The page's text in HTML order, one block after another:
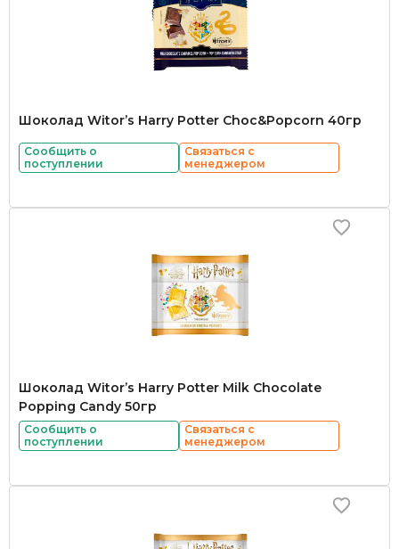
Шоколад Witor’s Harry Potter Choc&Popcorn 40гр
Сообщить о
поступлении
Связаться с
менеджером
Шоколад Witor’s Harry Potter Milk Chocolate
Popping Candy 50гр
Сообщить о
поступлении
Связаться с
менеджером